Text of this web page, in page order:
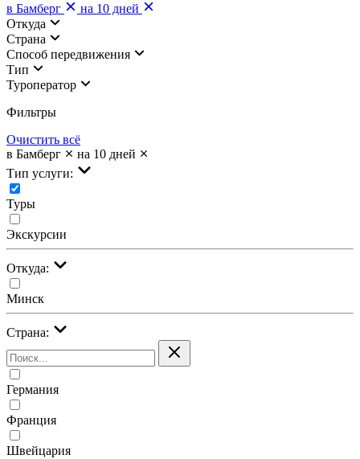
в Бамберг
на 10 дней
Откуда
Страна
Cпособ передвижения
Тип
Туроператор
Фильтры
Очистить всё
в Бамберг
на 10 дней
Тип услуги:
Туры
Экскурсии
Откуда:
Минск
Страна:
Германия
Франция
Швейцария